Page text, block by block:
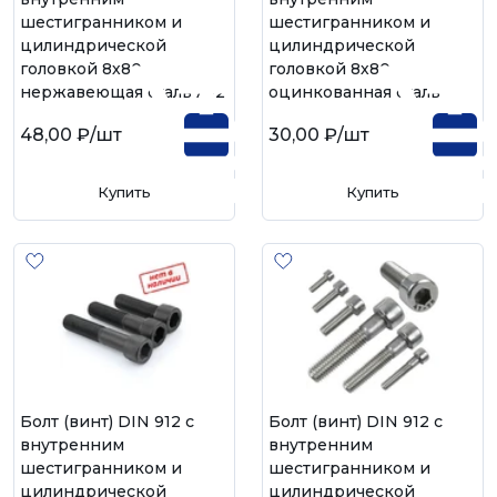
шестигранником и
цилиндрической
головкой 8х80,
нержавеющая сталь А-2
48,00 ₽/шт
Купить
шестигранником и
цилиндрической
головкой 8х80,
оцинкованная сталь
30,00 ₽/шт
Купить
Болт (винт) DIN 912 с
внутренним
шестигранником и
цилиндрической
Болт (винт) DIN 912 с
внутренним
шестигранником и
цилиндрической